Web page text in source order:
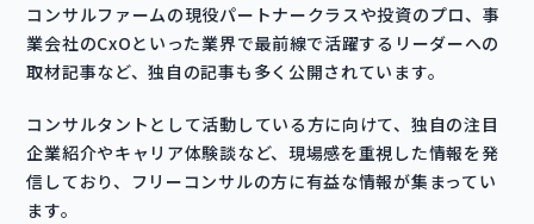
コンサルファームの現役パートナークラスや投資のプロ、事
業会社のCxOといった業界で最前線で活躍するリーダーへの
取材記事など、独自の記事も多く公開されています。
コンサルタントとして活動している方に向けて、独自の注目
企業紹介やキャリア体験談など、現場感を重視した情報を発
信しており、フリーコンサルの方に有益な情報が集まってい
ます。